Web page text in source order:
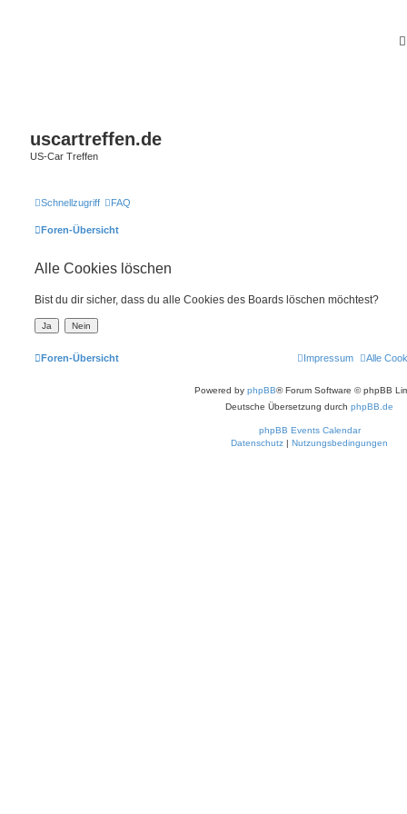
uscartreffen.de
US-Car Treffen
Schnellzugriff FAQ
Foren-Übersicht
Alle Cookies löschen
Bist du dir sicher, dass du alle Cookies des Boards löschen möchtest?
Foren-Übersicht Alle
Impressum
Powered by phpBB® Forum Software © phpBB
Deutsche Übersetzung durch phpBB.de
phpBB Events Calendar
Datenschutz | Nutzungsbedingungen